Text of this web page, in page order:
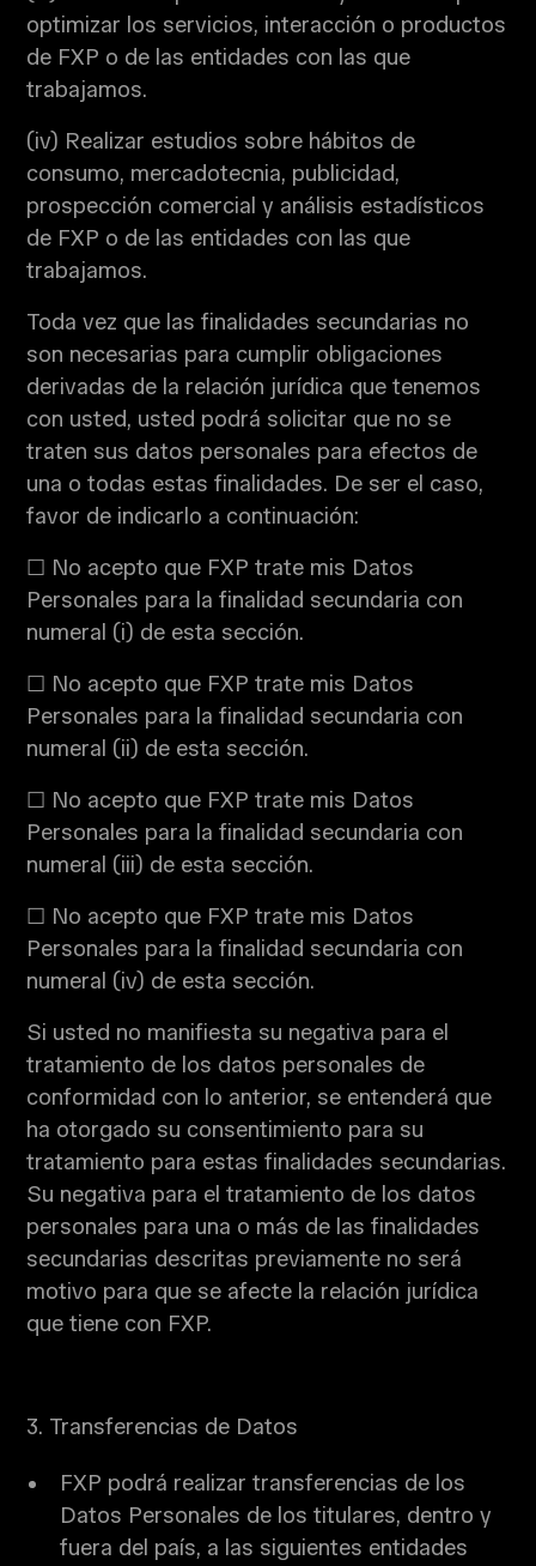
optimizar los servicios, interacción o productos
de FXP o de las entidades con las que
trabajamos.
(iv) Realizar estudios sobre hábitos de
consumo, mercadotecnia, publicidad,
prospección comercial y análisis estadísticos
de FXP o de las entidades con las que
trabajamos.
Toda vez que las finalidades secundarias no
son necesarias para cumplir obligaciones
derivadas de la relación jurídica que tenemos
con usted, usted podrá solicitar que no se
traten sus datos personales para efectos de
una o todas estas finalidades. De ser el caso,
favor de indicarlo a continuación:
☐ No acepto que FXP trate mis Datos
Personales para la finalidad secundaria con
numeral (i) de esta sección.
☐ No acepto que FXP trate mis Datos
Personales para la finalidad secundaria con
numeral (ii) de esta sección.
☐ No acepto que FXP trate mis Datos
Personales para la finalidad secundaria con
numeral (iii) de esta sección.
☐ No acepto que FXP trate mis Datos
Personales para la finalidad secundaria con
numeral (iv) de esta sección.
Si usted no manifiesta su negativa para el
tratamiento de los datos personales de
conformidad con lo anterior, se entenderá que
ha otorgado su consentimiento para su
tratamiento para estas finalidades secundarias.
Su negativa para el tratamiento de los datos
personales para una o más de las finalidades
secundarias descritas previamente no será
motivo para que se afecte la relación jurídica
que tiene con FXP.
3. Transferencias de Datos
FXP podrá realizar transferencias de los
Datos Personales de los titulares, dentro y
fuera del país, a las siguientes entidades